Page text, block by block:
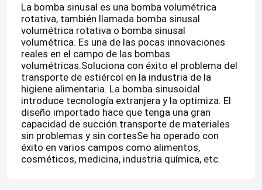
La bomba sinusal es una bomba volumétrica
rotativa, también llamada bomba sinusal
volumétrica rotativa o bomba sinusal
volumétrica. Es una de las pocas innovaciones
reales en el campo de las bombas
volumétricas.Soluciona con éxito el problema del
transporte de estiércol en la industria de la
higiene alimentaria. La bomba sinusoidal
introduce tecnología extranjera y la optimiza. El
diseño importado hace que tenga una gran
capacidad de succión.transporte de materiales
sin problemas y sin cortesSe ha operado con
éxito en varios campos como alimentos,
cosméticos, medicina, industria química, etc.